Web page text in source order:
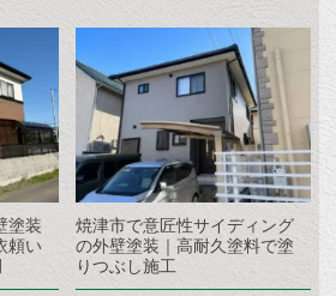
塗装
頼い
焼津市で意匠性サイディング
の外壁塗装｜高耐久塗料で塗
りつぶし施工